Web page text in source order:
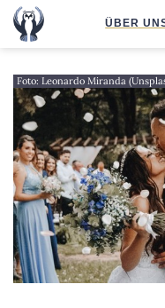
ÜBER
Foto: Leonardo Miranda